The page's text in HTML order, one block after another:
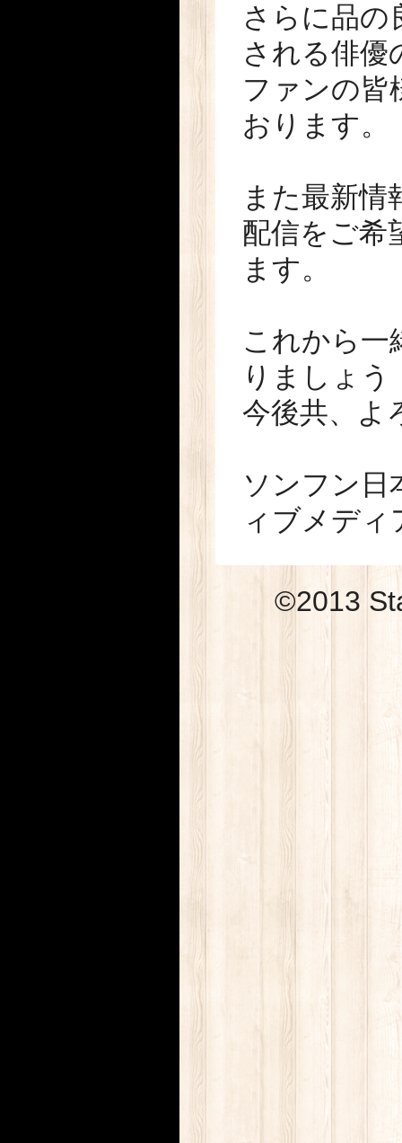
さらに品の
される俳優
ファンの皆
おります。
また最新
配信をご希
ます。
これから一
りましょう
今後共、よ
ソンフン日
ィブメデ
©2013